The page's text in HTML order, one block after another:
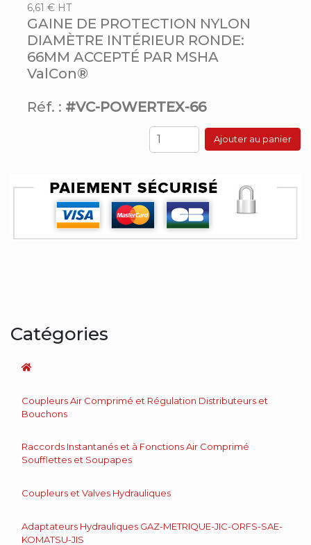
6,61 € HT
GAINE DE PROTECTION NYLON
DIAMÈTRE INTÉRIEUR RONDE:
66MM ACCEPTÉ PAR MSHA
ValCon®
Réf. : #VC-POWERTEX-66
Ajouter au panier
Catégories
Coupleurs Air Comprimé et Régulation Distributeurs et
Bouchons
Raccords Instantanés et à Fonctions Air Comprimé
Soufflettes et Soupapes
Coupleurs et Valves Hydrauliques
Adaptateurs Hydrauliques GAZ-METRIQUE-JIC-ORFS-SAE-
KOMATSU-JIS